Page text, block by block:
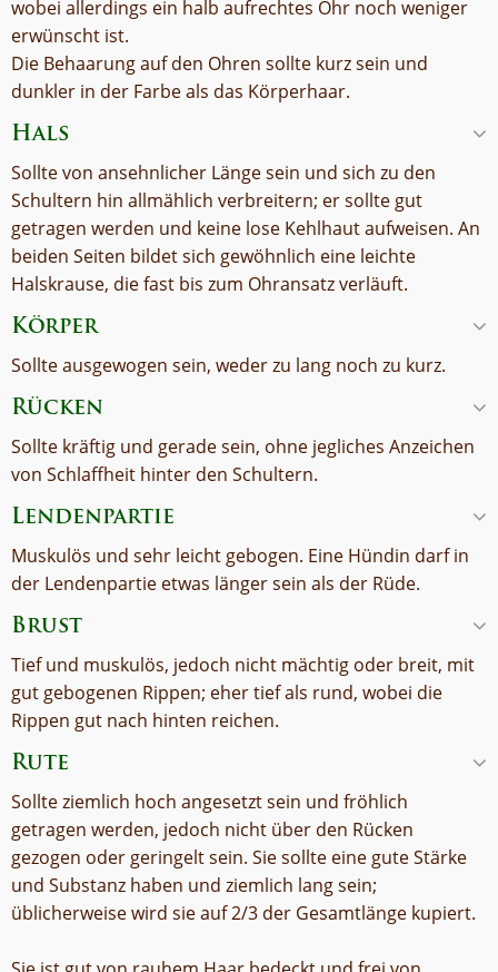
wobei allerdings ein halb aufrechtes Ohr noch weniger
erwünscht ist.
Die Behaarung auf den Ohren sollte kurz sein und
dunkler in der Farbe als das Körperhaar.
Hals
Sollte von ansehnlicher Länge sein und sich zu den
Schultern hin allmählich verbreitern; er sollte gut
getragen werden und keine lose Kehlhaut aufweisen. An
beiden Seiten bildet sich gewöhnlich eine leichte
Halskrause, die fast bis zum Ohransatz verläuft.
Körper
Sollte ausgewogen sein, weder zu lang noch zu kurz.
Rücken
Sollte kräftig und gerade sein, ohne jegliches Anzeichen
von Schlaffheit hinter den Schultern.
Lendenpartie
Muskulös und sehr leicht gebogen. Eine Hündin darf in
der Lendenpartie etwas länger sein als der Rüde.
Brust
Tief und muskulös, jedoch nicht mächtig oder breit, mit
gut gebogenen Rippen; eher tief als rund, wobei die
Rippen gut nach hinten reichen.
Rute
Sollte ziemlich hoch angesetzt sein und fröhlich
getragen werden, jedoch nicht über den Rücken
gezogen oder geringelt sein. Sie sollte eine gute Stärke
und Substanz haben und ziemlich lang sein;
üblicherweise wird sie auf 2/3 der Gesamtlänge kupiert.